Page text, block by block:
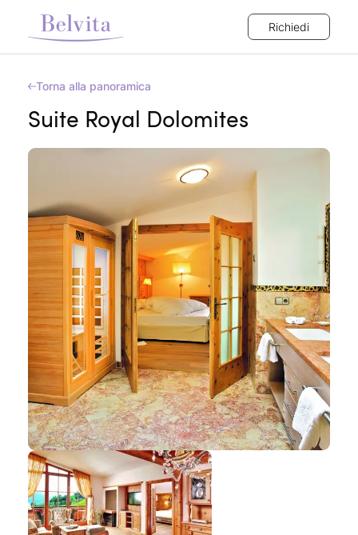
Richiedi
Torna alla panoramica
Suite Royal Dolomites